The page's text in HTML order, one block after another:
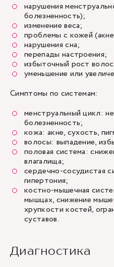
нарушения
болезненность);
изменение веса;
проблемы с кожей
нарушения сна;
перепады настроения;
избыточный рост
уменьшение или
Симптомы по системам:
менструальный цикл:
болезненность;
кожа: акне, сухость,
волосы: выпадение,
половая система:
влагалища;
сердечно-сосудистая
гипертония;
костно-мышечная
мышцах, снижение
хрупкости костей,
суставов.
Диагностика